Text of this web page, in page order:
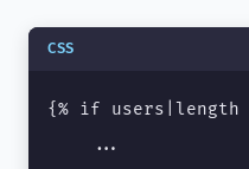
CSS
{% if users|length
    ...